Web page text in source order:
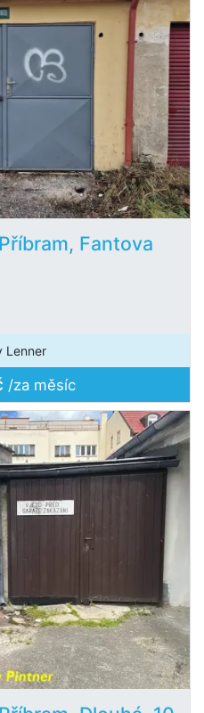
Fantova
Lenner
/za měsíc